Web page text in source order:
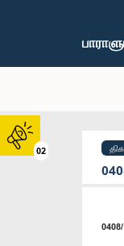
02